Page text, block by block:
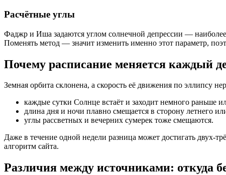
Расчётные углы
Фаджр и Иша задаются углом солнечной депрессии —
Поменять метод — значит изменить именно этот параметр,
Почему расписание меняется каждый
Земная орбита склонена, а скорость её движения по эллипсу
каждые сутки Солнце встаёт и заходит немного раньше
длина дня и ночи плавно смещается в сторону летнего
углы рассветных и вечерних сумерек тоже смещаются.
Даже в течение одной недели разница может достигать двух-
алгоритм сайта.
Различия между источниками: откуда